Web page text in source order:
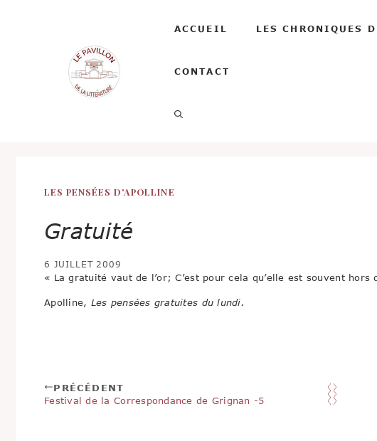
ACCUEIL LES CHRONIQUES
CONTACT
LES PENSÉES D'APOLLINE
Gratuité
6 JUILLET 2009
« La gratuité vaut de l’or; C’est pour cela qu’elle est souvent hors
Apolline, Les pensées gratuites du lundi.
PRÉCÉDENT
Festival de la Correspondance de Grignan -5